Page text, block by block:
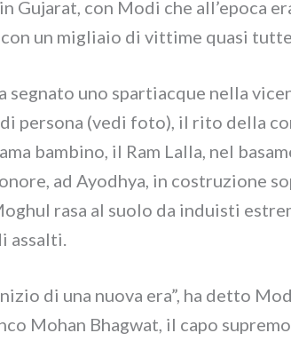
Gujarat, con Modi che all’epoca
un miglia­io di vit­ti­me qua­si
uno spar­tiac­que nel­la
per­so­na (vedi foto), il rito del­la
bam­bi­no, il Ram Lalla, nel
ad Ayodhya, in costru­zio­ne
rasa al suo­lo da indui­sti
assal­ti.
di una nuo­va era”, ha det­to
Mohan Bhagwat, il capo supre­mo